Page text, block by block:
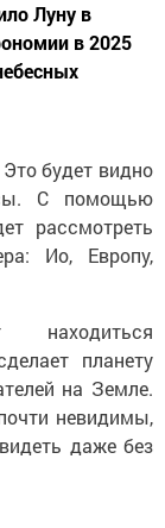
Луну в
в 2025
будет видно
С помощью
рассмотреть
Ио, Европу,
планету
на Земле.
невидимы,
даже без